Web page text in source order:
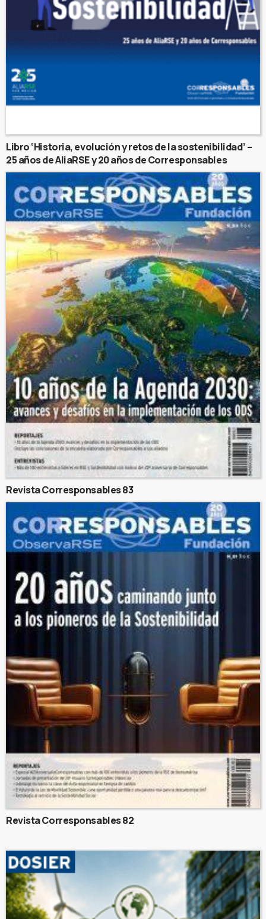
Libro ‘Historia, evolución y retos de la sostenibilidad’ –
25 años de AliaRSE y 20 años de Corresponsables
Revista Corresponsables 83
Revista Corresponsables 82